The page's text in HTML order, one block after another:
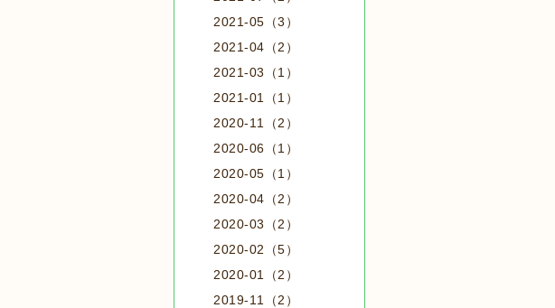
2021-05（3）
2021-04（2）
2021-03（1）
2021-01（1）
2020-11（2）
2020-06（1）
2020-05（1）
2020-04（2）
2020-03（2）
2020-02（5）
2020-01（2）
2019-11（2）